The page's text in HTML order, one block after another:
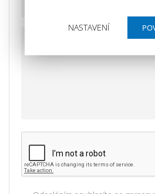
NASTAVENÍ